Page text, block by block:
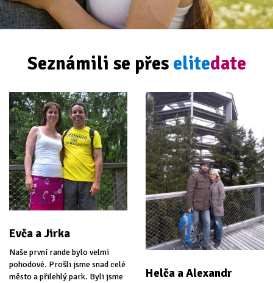
Seznámili se přes elitedate
Evča a Jirka
Naše první rande bylo velmi
pohodové. Prošli jsme snad celé
město a přilehlý park. Byli jsme
Helča a Alexandr